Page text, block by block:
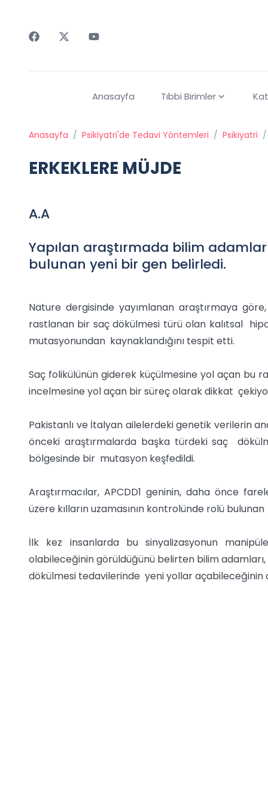
Anasayfa Tıbbi Birimler
Anasayfa / Psikiyatri'de Tedavi Yöntemleri / Psikiyatri /
ERKEKLERE MÜJDE
A.A
Yapılan araştırmada bilim
bulunan yeni bir gen belirledi.
Nature dergisinde yayımlanan araştırmaya
rastlanan bir saç dökülmesi türü olan kalıtsal
mutasyonundan kaynaklandığını tespit etti.
Saç folikülünün giderek küçülmesine yol açan bu
incelmesine yol açan bir süreç olarak dikkat
Pakistanlı ve İtalyan ailelerdeki genetik verilerin
önceki araştırmalarda başka türdeki saç
bölgesinde bir mutasyon keşfedildi.
Araştırmacılar, APCDD1 geninin, daha önce
üzere kılların uzamasının kontrolünde rolü
İlk kez insanlarda bu sinyalizasyonun
olabileceğinin görüldüğünü belirten bilim
dökülmesi tedavilerinde yeni yollar açabileceğinin